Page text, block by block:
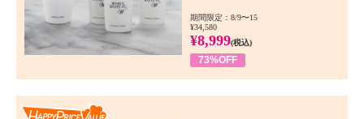
期間限定：8/9〜15
¥34,580
¥8,999(税込)
73%OFF